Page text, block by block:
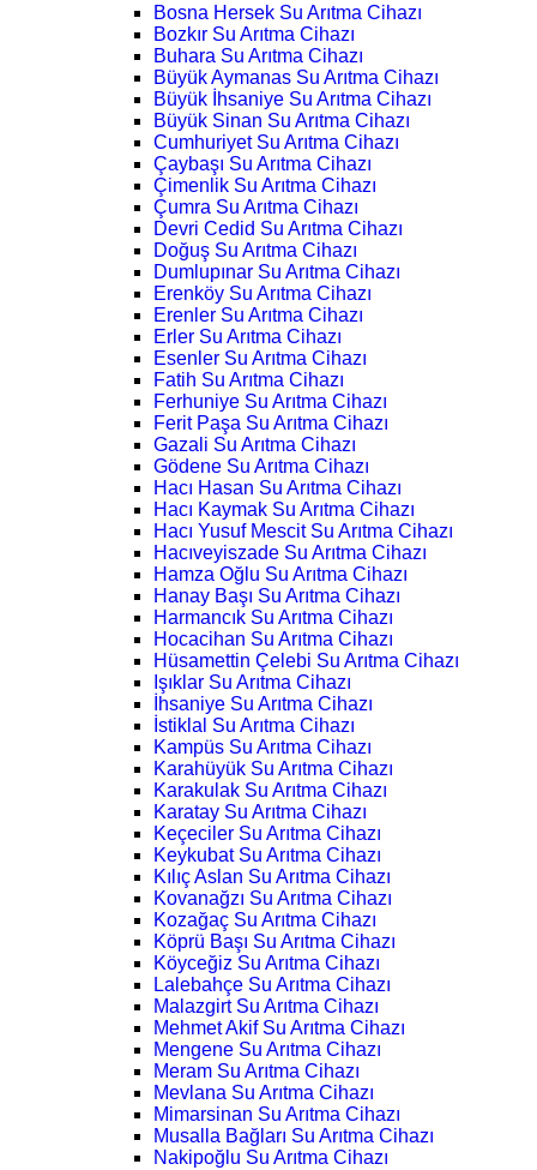
Bosna Hersek Su Arıtma Cihazı
Bozkır Su Arıtma Cihazı
Buhara Su Arıtma Cihazı
Büyük Aymanas Su Arıtma Cihazı
Büyük İhsaniye Su Arıtma Cihazı
Büyük Sinan Su Arıtma Cihazı
Cumhuriyet Su Arıtma Cihazı
Çaybaşı Su Arıtma Cihazı
Çimenlik Su Arıtma Cihazı
Çumra Su Arıtma Cihazı
Devri Cedid Su Arıtma Cihazı
Doğuş Su Arıtma Cihazı
Dumlupınar Su Arıtma Cihazı
Erenköy Su Arıtma Cihazı
Erenler Su Arıtma Cihazı
Erler Su Arıtma Cihazı
Esenler Su Arıtma Cihazı
Fatih Su Arıtma Cihazı
Ferhuniye Su Arıtma Cihazı
Ferit Paşa Su Arıtma Cihazı
Gazali Su Arıtma Cihazı
Gödene Su Arıtma Cihazı
Hacı Hasan Su Arıtma Cihazı
Hacı Kaymak Su Arıtma Cihazı
Hacı Yusuf Mescit Su Arıtma Cihazı
Hacıveyiszade Su Arıtma Cihazı
Hamza Oğlu Su Arıtma Cihazı
Hanay Başı Su Arıtma Cihazı
Harmancık Su Arıtma Cihazı
Hocacihan Su Arıtma Cihazı
Hüsamettin Çelebi Su Arıtma Cihazı
Işıklar Su Arıtma Cihazı
İhsaniye Su Arıtma Cihazı
İstiklal Su Arıtma Cihazı
Kampüs Su Arıtma Cihazı
Karahüyük Su Arıtma Cihazı
Karakulak Su Arıtma Cihazı
Karatay Su Arıtma Cihazı
Keçeciler Su Arıtma Cihazı
Keykubat Su Arıtma Cihazı
Kılıç Aslan Su Arıtma Cihazı
Kovanağzı Su Arıtma Cihazı
Kozağaç Su Arıtma Cihazı
Köprü Başı Su Arıtma Cihazı
Köyceğiz Su Arıtma Cihazı
Lalebahçe Su Arıtma Cihazı
Malazgirt Su Arıtma Cihazı
Mehmet Akif Su Arıtma Cihazı
Mengene Su Arıtma Cihazı
Meram Su Arıtma Cihazı
Mevlana Su Arıtma Cihazı
Mimarsinan Su Arıtma Cihazı
Musalla Bağları Su Arıtma Cihazı
Nakipoğlu Su Arıtma Cihazı